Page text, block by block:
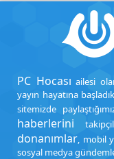
PC Hocası ailesi
yayın hayatına
sitemizde
haberlerini
donanımlar, mobil
sosyal medya